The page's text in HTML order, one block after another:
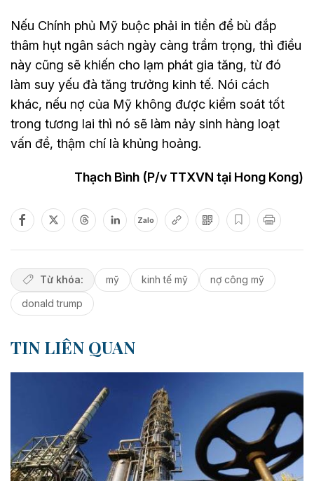
Nếu Chính phủ Mỹ buộc phải in tiền để bù đắp
thâm hụt ngân sách ngày càng trầm trọng, thì điều
này cũng sẽ khiến cho lạm phát gia tăng, từ đó
làm suy yếu đà tăng trưởng kinh tế. Nói cách
khác, nếu nợ của Mỹ không được kiểm soát tốt
trong tương lai thì nó sẽ làm nảy sinh hàng loạt
vấn đề, thậm chí là khủng hoảng.
Thạch Bình (P/v TTXVN tại Hong Kong)
Zalo
Từ khóa: mỹ kinh tế mỹ
nợ công mỹ
donald trump
TIN LIÊN QUAN